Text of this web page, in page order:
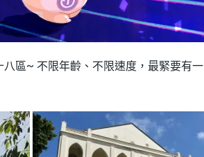
八區~ 不限年齡、不限速度，最緊要有一